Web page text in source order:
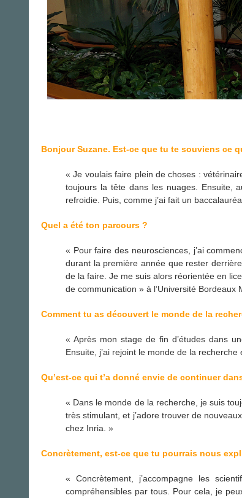
Bonjour Suzane. Est-ce que tu te souviens ce
« Je voulais faire plein de choses :
toujours la tête dans les nuages. Ensuite,
refroidie. Puis, comme j’ai fait un
Quel a été ton parcours ?
« Pour faire des neurosciences, j’ai
durant la première année que rester
de la faire. Je me suis alors réorientée en
de communication » à l’Université Bordeaux
Comment tu as découvert le monde de la
« Après mon stage de fin d’études dans
Ensuite, j’ai rejoint le monde de la
Qu’est-ce qui t’a donné envie de continuer
« Dans le monde de la recherche, je suis
très stimulant, et j’adore trouver de
chez Inria. »
Concrètement, est-ce que tu pourrais nous
« Concrètement, j’accompagne les
compréhensibles par tous. Pour cela, je